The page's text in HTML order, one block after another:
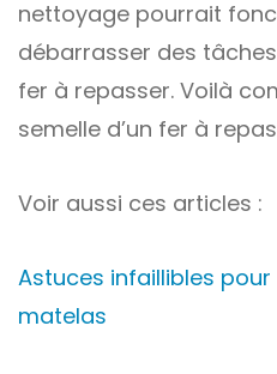
nettoyage pourrait
débarrasser des
fer à repasser. Voilà
semelle d’un fer à
Voir aussi ces articles :
Astuces infaillibles
matelas